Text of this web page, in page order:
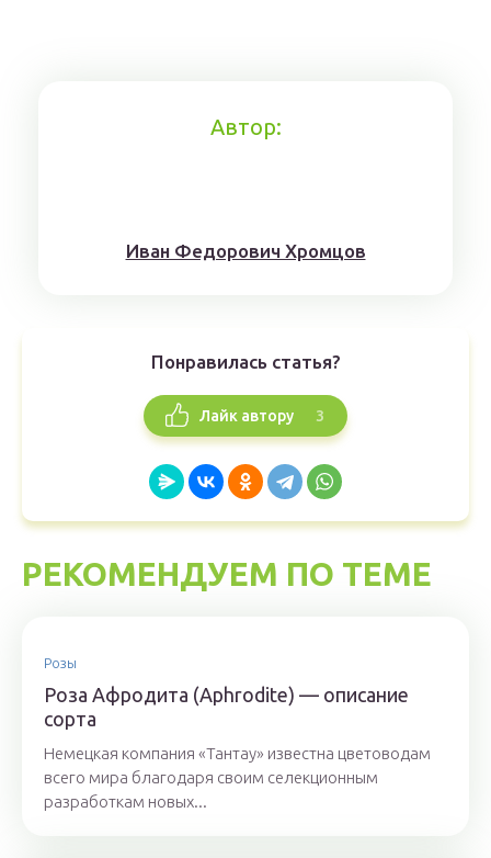
Автор:
Иван Федорович Хромцов
Понравилась статья?
Лайк автору 3
РЕКОМЕНДУЕМ ПО ТЕМЕ
Розы
Роза Афродита (Aphrodite) — описание
сорта
Немецкая компания «Тантау» известна цветоводам
всего мира благодаря своим селекционным
разработкам новых...